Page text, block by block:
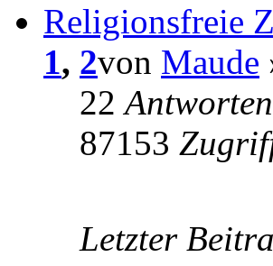
Religionsfreie
1, 2von Maude
22Antworten
87153
Letzter